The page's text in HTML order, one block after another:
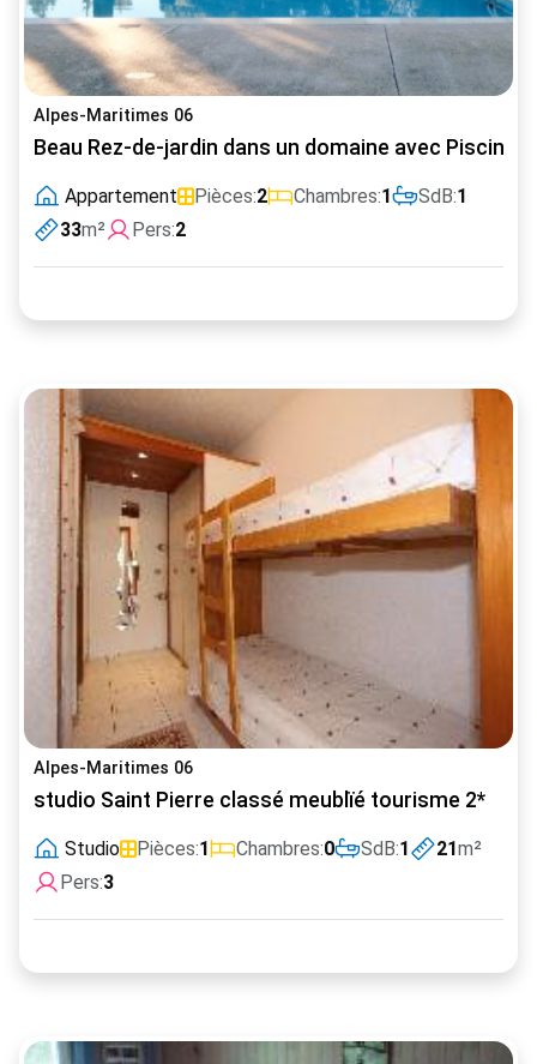
Alpes-Maritimes 06
Beau Rez-de-jardin dans un domaine avec Piscine
Appartement Pièces:2 Chambres:1 SdB:1
33m² Pers:2
Alpes-Maritimes 06
studio Saint Pierre classé meublïé tourisme 2*
Studio Pièces:1 Chambres:0 SdB:1 21m²
Pers:3